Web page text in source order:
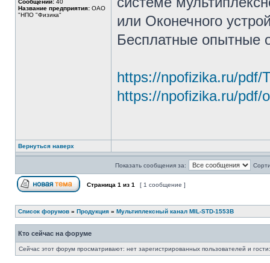
Сообщений: 40
Название предприятия: ОАО
"НПО "Физика"
или Оконечного
Бесплатные опытные
https://npofizika.ru/pdf/
https://npofizika.ru/pdf/
Вернуться наверх
Показать сообщения за:
Страница 1 из 1 [ 1 сообщение ]
Список форумов » Продукция » Мультиплексный канал MIL-STD-1553B
Кто сейчас на форуме
Сейчас этот форум просматривают: нет зарегистрированных пользователей и